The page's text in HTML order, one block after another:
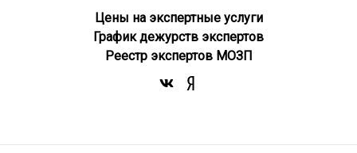
Цены на экспертные услуги
График дежурств экспертов
Реестр экcпертов МОЗП